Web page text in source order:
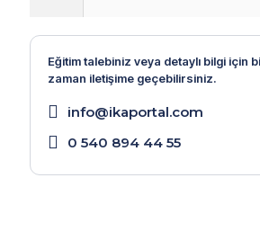
Eğitim talebiniz veya detaylı bilgi için
zaman iletişime geçebilirsiniz.
info@ikaportal.com
0 540 894 44 55